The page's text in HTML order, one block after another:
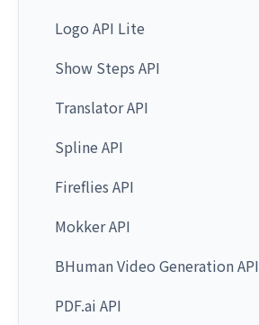
Logo API Lite
Show Steps API
Translator API
Spline API
Fireflies API
Mokker API
BHuman Video Generation API
PDF.ai API